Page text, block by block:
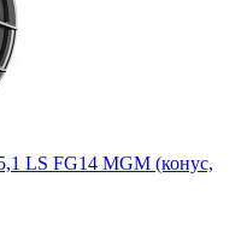
LS FG14 MGM (конус,